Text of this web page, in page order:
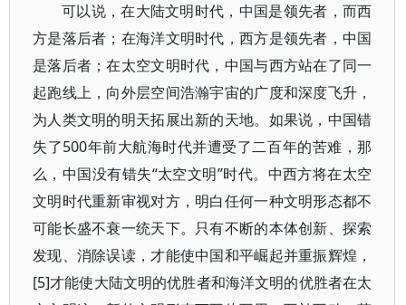
可以说，在大陆文明时代，中国是领先者，而西
方是落后者；在海洋文明时代，西方是领先者，中国
是落后者；在太空文明时代，中国与西方站在了同一
起跑线上，向外层空间浩瀚宇宙的广度和深度飞升，
为人类文明的明天拓展出新的天地。如果说，中国错
失了500年前大航海时代并遭受了二百年的苦难，那
么，中国没有错失“太空文明”时代。中西方将在太空
文明时代重新审视对方，明白任何一种文明形态都不
可能长盛不衰一统天下。只有不断的本体创新、探索
发现、消除误读，才能使中国和平崛起并重振辉煌，
[5]才能使大陆文明的优胜者和海洋文明的优胜者在太